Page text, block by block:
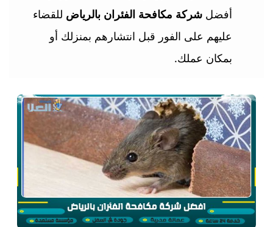
أفضل شركة مكافحة الفئران بالرياض للقضاء
عليهم على الفور قبل انتشارهم بمنزلك أو
بمكان عملك.